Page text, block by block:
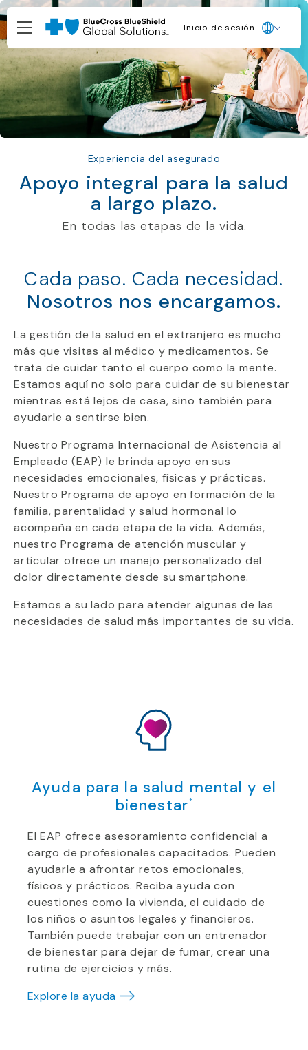
Inicio de sesión
Experiencia del asegurado
Apoyo integral para la salud
a largo plazo.
En todas las etapas de la vida.
Cada paso. Cada necesidad.
Nosotros nos encargamos.
La gestión de la salud en el extranjero es mucho
más que visitas al médico y medicamentos. Se
trata de cuidar tanto el cuerpo como la mente.
Estamos aquí no solo para cuidar de su bienestar
mientras está lejos de casa, sino también para
ayudarle a sentirse bien.
Nuestro Programa Internacional de Asistencia al
Empleado (EAP) le brinda apoyo en sus
necesidades emocionales, físicas y prácticas.
Nuestro Programa de apoyo en formación de la
familia, parentalidad y salud hormonal lo
acompaña en cada etapa de la vida. Además,
nuestro Programa de atención muscular y
articular ofrece un manejo personalizado del
dolor directamente desde su smartphone.
Estamos a su lado para atender algunas de las
necesidades de salud más importantes de su vida.
Ayuda para la salud mental y el
bienestar*
El EAP ofrece asesoramiento confidencial a
cargo de profesionales capacitados. Pueden
ayudarle a afrontar retos emocionales,
físicos y prácticos. Reciba ayuda con
cuestiones como la vivienda, el cuidado de
los niños o asuntos legales y financieros.
También puede trabajar con un entrenador
de bienestar para dejar de fumar, crear una
rutina de ejercicios y más.
Explore la ayuda